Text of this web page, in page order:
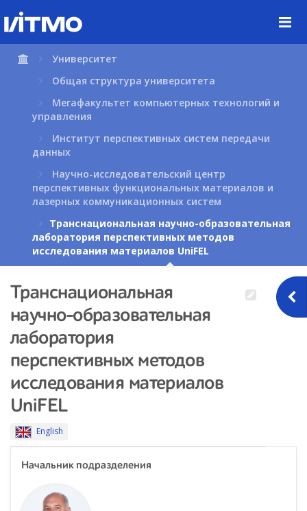
содержимому
страницы.
Университет
Общая структура университета
Мегафакультет компьютерных технологий и
управления
Институт перспективных систем передачи
данных
Научно-исследовательский центр
перспективных функциональных материалов и
лазерных коммуникационных систем
Транснациональная научно-образовательная
лаборатория перспективных методов
исследования материалов UniFEL
Транснациональная
научно-образовательная
лаборатория
перспективных методов
исследования материалов
UniFEL
English
Начальник подразделения